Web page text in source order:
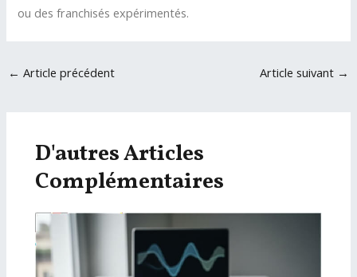
ou des franchisés expérimentés.
Navigation
← Article précédent Article suivant →
D'autres Articles
Complémentaires